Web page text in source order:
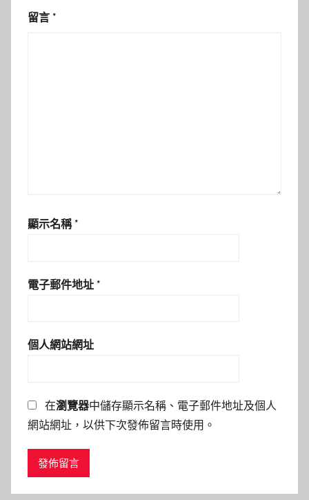
留言 *
顯示名稱 *
電子郵件地址 *
個人網站網址
在瀏覽器中儲存顯示名稱、電子郵件地址及個人
網站網址，以供下次發佈留言時使用。